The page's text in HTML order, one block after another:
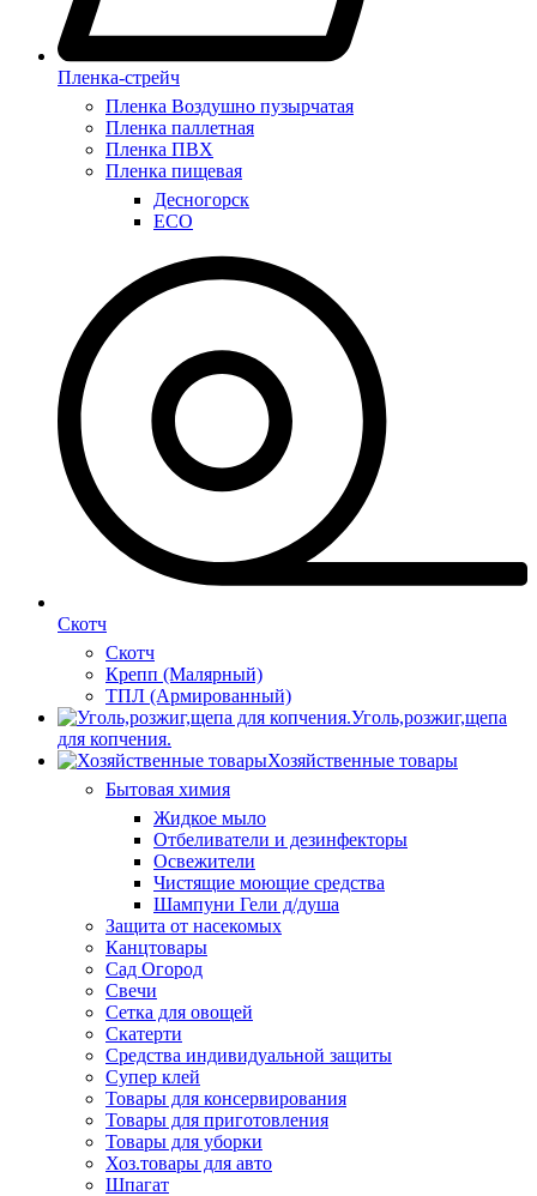
Пленка-стрейч
Пленка Воздушно пузырчатая
Пленка паллетная
Пленка ПВХ
Пленка пищевая
Десногорск
ECO
Скотч
Скотч
Крепп (Малярный)
ТПЛ (Армированный)
Уголь,розжиг,щепа
для копчения.
Хозяйственные товары
Бытовая химия
Жидкое мыло
Отбеливатели и дезинфекторы
Освежители
Чистящие моющие средства
Шампуни Гели д/душа
Защита от насекомых
Канцтовары
Сад Огород
Свечи
Сетка для овощей
Скатерти
Средства индивидуальной защиты
Супер клей
Товары для консервирования
Товары для приготовления
Товары для уборки
Хоз.товары для авто
Шпагат